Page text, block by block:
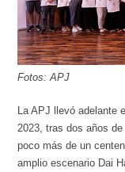
Fotos: APJ
La APJ llevó adelante
2023, tras dos años
poco más de un
amplio escenario Dai